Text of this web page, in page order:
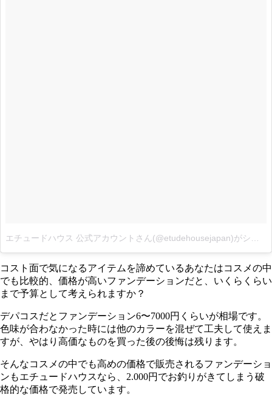
コスト面で気になるアイテムを諦めているあなたはコスメの中
でも比較的、価格が高いファンデーションだと、いくらくらい
まで予算として考えられますか？
デパコスだとファンデーション6〜7000円くらいが相場です。
色味が合わなかった時には他のカラーを混ぜて工夫して使えま
すが、やはり高価なものを買った後の後悔は残ります。
そんなコスメの中でも高めの価格で販売されるファンデーショ
ンもエチュードハウスなら、2.000円でお釣りがきてしまう破
格的な価格で発売しています。